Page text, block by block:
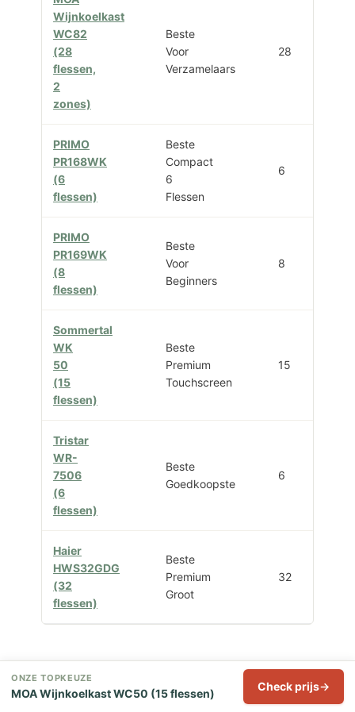
Wijnkoelkast
WC82
(28
flessen,
2
zones)
Beste
Voor
Verzamelaars
28
PRIMO
PR168WK
(6
flessen)
Beste
Compact
6
Flessen
6
PRIMO
PR169WK
(8
flessen)
Beste
Voor
Beginners
8
Sommertal
WK
50
(15
flessen)
Beste
Premium
Touchscreen
15
Tristar
WR-
7506
(6
flessen)
Beste
Goedkoopste
6
Haier
HWS32GDG
(32
flessen)
Beste
Premium
Groot
32
Welke wijnklimaatkast
ONZE TOPKEUZE
MOA Wijnkoelkast WC50 (15 flessen) Check prijs